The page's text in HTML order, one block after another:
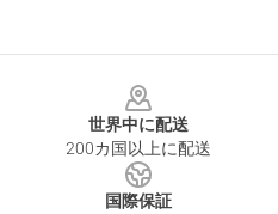
世界中に配送
200カ国以上に配送
国際保証